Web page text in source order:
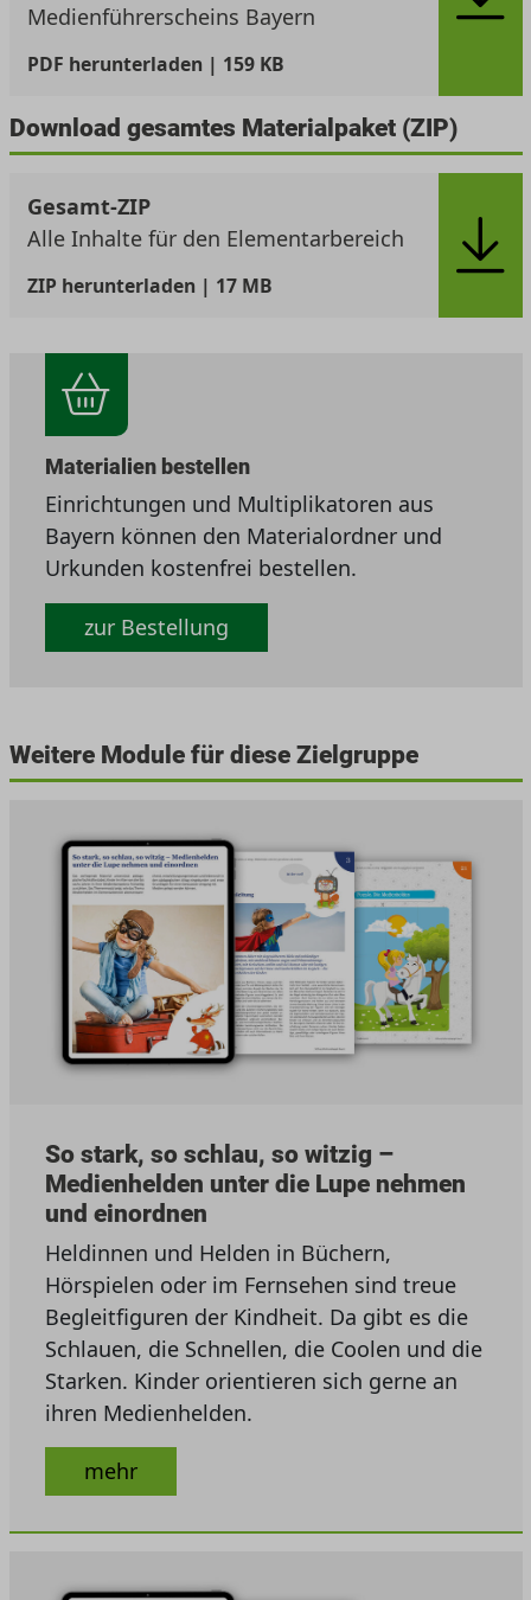
Medienführerscheins Bayern
PDF herunterladen | 159 KB
Download gesamtes Materialpaket (ZIP)
Gesamt-ZIP
Alle Inhalte für den Elementarbereich
ZIP herunterladen | 17 MB
Materialien bestellen
Einrichtungen und Multiplikatoren aus
Bayern können den Materialordner und
Urkunden kostenfrei bestellen.
zur Bestellung
Weitere Module für diese Zielgruppe
So stark, so schlau, so witzig –
Medienhelden unter die Lupe nehmen
und einordnen
Heldinnen und Helden in Büchern,
Hörspielen oder im Fernsehen sind treue
Begleitfiguren der Kindheit. Da gibt es die
Schlauen, die Schnellen, die Coolen und die
Starken. Kinder orientieren sich gerne an
ihren Medienhelden.
mehr